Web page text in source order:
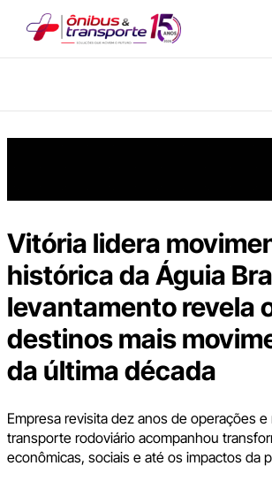
Vitória lidera
histórica da Águia
levantamento revela
destinos mais
da última década
Empresa revisita dez anos de operações
transporte rodoviário acompanhou
econômicas, sociais e até os impactos da